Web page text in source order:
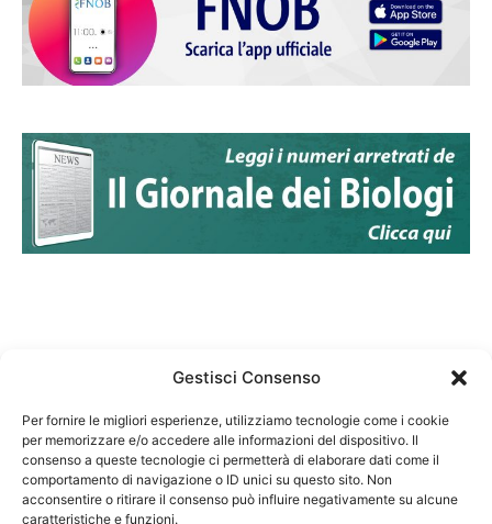
Gestisci Consenso
Per fornire le migliori esperienze, utilizziamo tecnologie come i cookie
per memorizzare e/o accedere alle informazioni del dispositivo. Il
consenso a queste tecnologie ci permetterà di elaborare dati come il
comportamento di navigazione o ID unici su questo sito. Non
acconsentire o ritirare il consenso può influire negativamente su alcune
caratteristiche e funzioni.
Federazione Nazionale Degli Ordini dei Biologi:
codice fiscale 80069130583
Responsabile sito internet www.fnob.it: Vincenzo